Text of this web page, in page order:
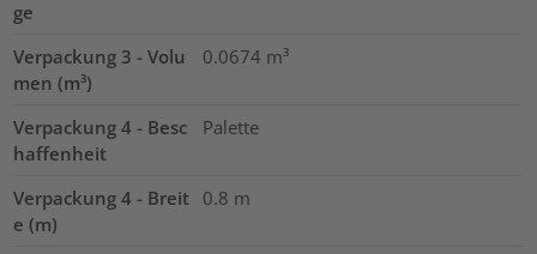
ge
Verpackung 3 - Volu
men (m³)
0.0674 m³
Verpackung 4 - Besc
haffenheit
Palette
Verpackung 4 - Breit
e (m)
0.8 m